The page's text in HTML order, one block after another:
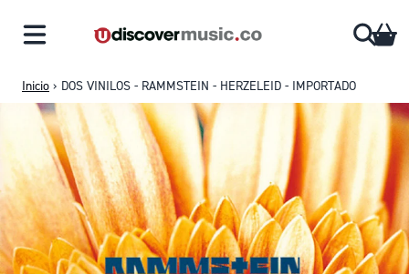
Inicio › DOS VINILOS - RAMMSTEIN - HERZELEID - IMPORTADO